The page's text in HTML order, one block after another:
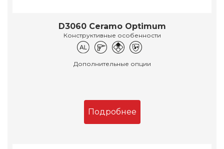
D3060 Ceramo Optimum
Конструктивные особенности
Дополнительные опции
Подробнее